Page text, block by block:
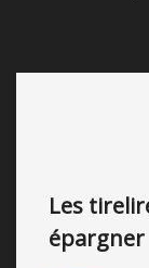
Les
épargner